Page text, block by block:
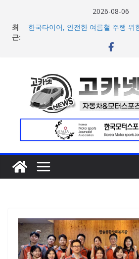
2026-08-06
최
근:
한국타이어, 안전한 여름철 주행 위
현대차, 8세대 완전변경 ‘디 올 뉴 아
공개… 본격 계약 개시
2026년 7월 국내 수입 승용차 신규
증가